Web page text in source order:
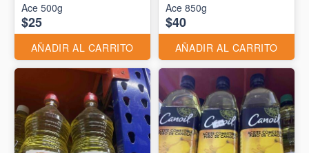
Ace 500g
$25
AÑADIR AL CARRITO
Ace 850g
$40
AÑADIR AL CARRITO